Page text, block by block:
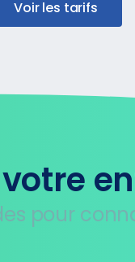
Voir les tarifs
pour